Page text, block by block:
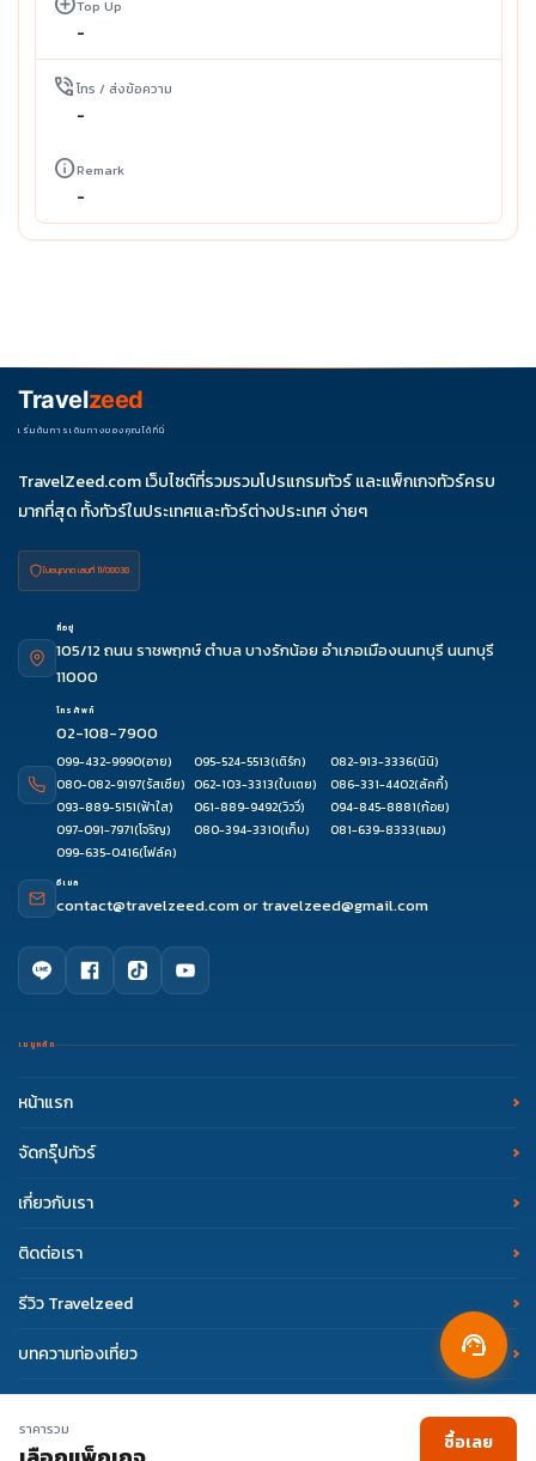
Top Up
-
phone_in_talkโทร / ส่งข้อความ
-
infoRemark
-
ราคารวม
ซื้อเลย
ทุกวัน ตลอด 24 ชั่วโมง
support_agent
Travelzeed
เริ่มต้นการเดินทางของคุณได้ที่นี่
TravelZeed.com เว็บไซต์ที่รวมรวมโปรแกรมทัวร์ และแพ็กเกจทัวร์ครบ
มากที่สุด ทั้งทัวร์ในประเทศและทัวร์ต่างประเทศ ง่ายๆ
ใบอนุญาต เลขที่ 11/08038
ที่อยู่
105/12 ถนน ราชพฤกษ์ ตำบล บางรักน้อย อำเภอเมืองนนทบุรี นนทบุรี
11000
โทรศัพท์
02-108-7900
099-432-9990(อาย) 095-524-5513(เติร์ก) 082-913-3336(นินิ)
080-082-9197(รัสเซีย) 062-103-3313(ใบเตย) 086-331-4402(ลัคกี้)
093-889-5151(ฟ้าใส) 061-889-9492(วิววี่) 094-845-8881(ก้อย)
097-091-7971(โจริญ) 080-394-3310(เก็บ) 081-639-8333(แอม)
099-635-0416(โฟล์ค)
อีเมล
contact@travelzeed.comortravelzeed@gmail.com
เมนูหลัก
หน้าแรก
จัดกรุ๊ปทัวร์
เกี่ยวกับเรา
ติดต่อเรา
รีวิว Travelzeed
บทความท่องเที่ยว
Copyright © 2017 Travelzeed. All Rights Reserved.
Terms of Use | Privacy Policy